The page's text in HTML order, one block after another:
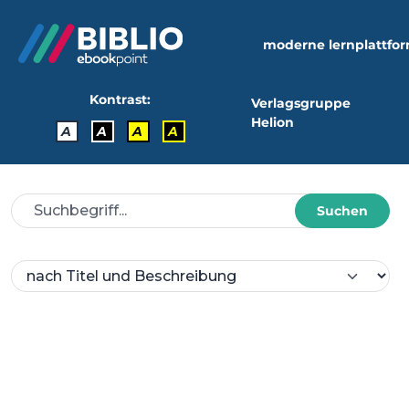
moderne
Kontrast:
A
A A A
Verlagsgruppe
Helion
Suchen